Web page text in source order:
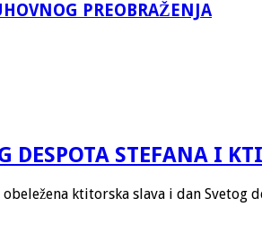
PREOBRAŽENJA
DESPOTA STEFANA I
ktitorska slava i dan Svetog